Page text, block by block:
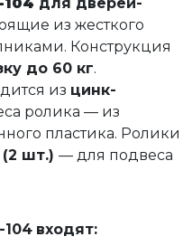
дверям
+ защелка +
из жесткого
Конструкция
до 60 кг.
из цинк-
ролика — из
пластика. Ролики
шт.) — для подвеса
104 входят: